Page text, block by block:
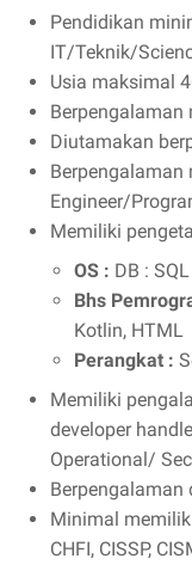
Pendidikan
IT/Teknik/
Usia maksimal
Diutamakan
Berpengalaman
Engineer/
Memiliki
OS : DB :
Bhs
Kotlin, HTML
Perangkat :
Memiliki
developer
Operational/
Berpengalaman
Minimal
CHFI, CISSP,